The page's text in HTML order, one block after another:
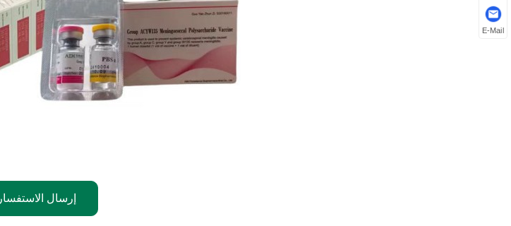
إرسال الاستفسار
E-Mail